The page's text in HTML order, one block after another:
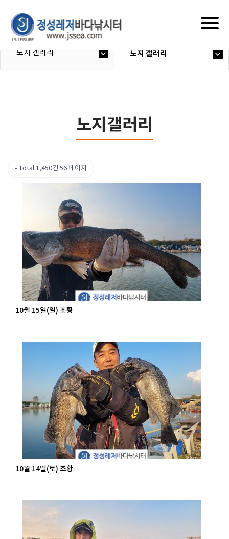
노지 갤러리 노지 갤러리
노지갤러리
Total 1,450건 56 페이지
10월 15일(일) 조황
10월 14일(토) 조황